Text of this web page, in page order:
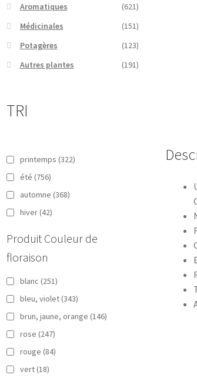
Aromatiques
(621)
Médicinales
(151)
Potagères
(123)
Autres plantes
(191)
TRI
printemps (322)
été (756)
automne (368)
hiver (42)
Produit Couleur de
floraison
blanc (251)
bleu, violet (343)
brun, jaune, orange (146)
rose (247)
rouge (84)
vert (18)